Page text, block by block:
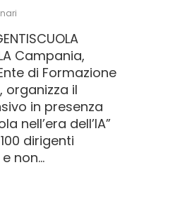
Campania,
di Formazione
organizza il
in presenza
nell’era dell’IA”
dirigenti
non...